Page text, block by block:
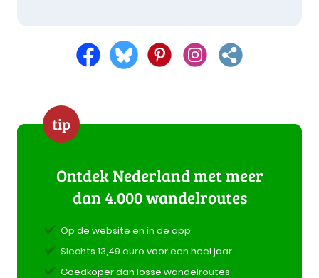
tip
Ontdek Nederland met meer
dan 4.000 wandelroutes
Op de website en in de app
Slechts 13,49 euro voor een heel jaar.
Goedkoper dan losse wandelroutes